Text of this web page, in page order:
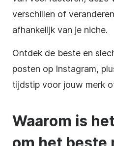
verschillen of
afhankelijk van je niche.
Ontdek de beste en
posten op Instagram,
tijdstip voor jouw merk
Waarom is
om het beste